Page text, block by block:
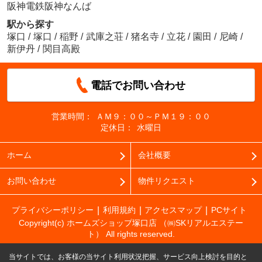
阪神電鉄阪神なんば
駅から探す
塚口 / 塚口 / 稲野 / 武庫之荘 / 猪名寺 / 立花 / 園田 / 尼崎 /
新伊丹 / 関目高殿
電話でお問い合わせ
営業時間：
ＡＭ９：００～ＰＭ１９：００
定休日：
水曜日
ホーム 会社概要
お問い合わせ 物件リクエスト
プライバシーポリシー 利用規約 アクセスマップ
PCサイト
Copyright(c) ホームズショップ塚口店 （㈱SKリアルエステー
ト） All rights reserved.
当サイトでは、お客様の当サイト利用状況把握、サービス向上検討を目的と